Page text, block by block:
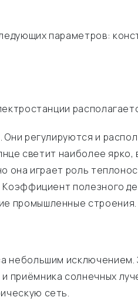
параметров:
регулируются и
светит наиболее
она играет роль
полезного
промышленные строения.
небольшим
солнечных
сеть.